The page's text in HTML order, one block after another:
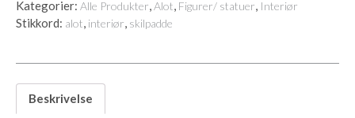
Kategorier: Alle Produkter,Alot, Figurer/ statuer, Interiør
Stikkord: alot, interiør, skilpadde
Beskrivelse